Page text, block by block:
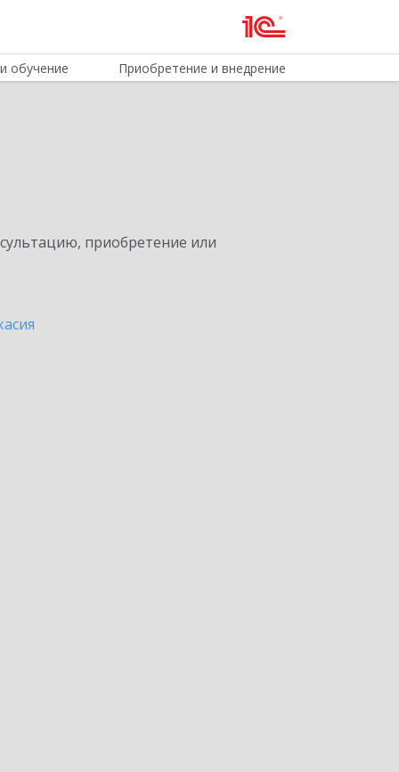
обучение Приобретение и внедрение
приобретение или